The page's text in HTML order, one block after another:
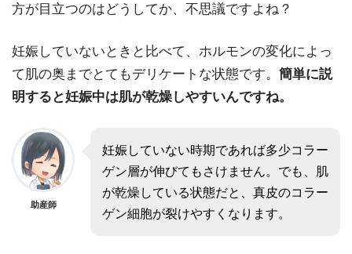
方が目立つのはどうしてか、不思議ですよね？
妊娠していないときと比べて、ホルモンの変化によっ
て肌の奥までとてもデリケートな状態です。 簡単に説
明すると妊娠中は肌が乾燥しやすいんですね。
助産師
妊娠していない時期であれば多少コラー
ゲン層が伸びてもさけません。でも、肌
が乾燥している状態だと、真皮のコラー
ゲン細胞が裂けやすくなります。